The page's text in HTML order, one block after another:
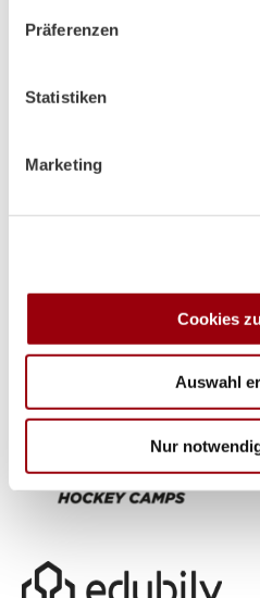
Informationen über Ihre
Ihr Gerät durch aktives
Merkmalen (Fingerprinting)
verarbeitet werden, und
Abschnitt Einzelheiten
personalisieren, Funktionen
soziale Medien, Werbung und
Partner führen diese
weiteren Daten zusammen,
haben oder die sie im
Präferenzen
Statistiken
Marketing
Cookies
Auswahl
Nur
Supplier